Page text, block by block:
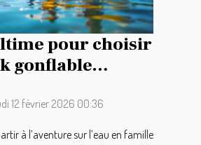
pour choisir
gonflable
12 février 2026 00:36
à l’aventure sur l’eau en famille